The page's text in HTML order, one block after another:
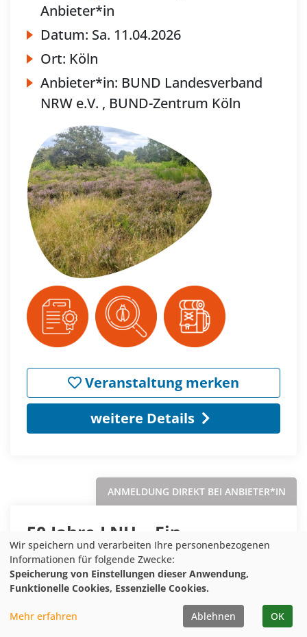
Anbieter*in
Datum: Sa. 11.04.2026
Ort: Köln
Anbieter*in: BUND Landesverband
NRW e.V. , BUND-Zentrum Köln
Veranstaltung merken
weitere Details
ANMELDUNG DIREKT BEI ANBIETER*IN
50 Jahre LNU – Ein
Dachverband blickt zurück
auf den Naturschutz in NRW
Status:
Anmeldung direkt bei
Wir speichern und verarbeiten Ihre personenbezogenen
Informationen für folgende Zwecke:
Speicherung von Einstellungen dieser Anwendung,
Funktionelle Cookies, Essenzielle Cookies.
Mehr erfahren Ablehnen OK